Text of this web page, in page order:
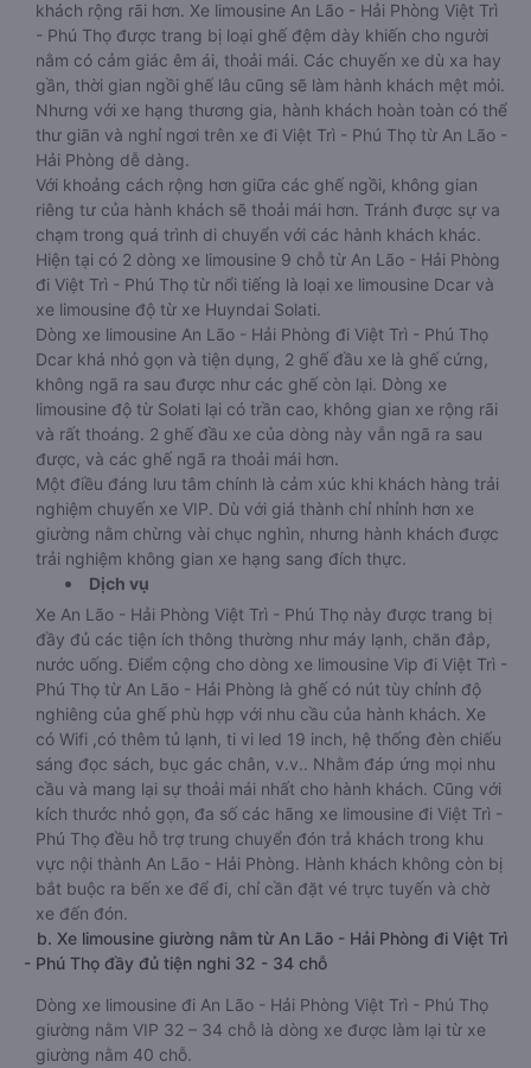
khách rộng rãi hơn. Xe limousine An Lão - Hải Phòng Việt Trì
- Phú Thọ được trang bị loại ghế đệm dày khiến cho người
nằm có cảm giác êm ái, thoải mái. Các chuyến xe dù xa hay
gần, thời gian ngồi ghế lâu cũng sẽ làm hành khách mệt mỏi.
Nhưng với xe hạng thương gia, hành khách hoàn toàn có thể
thư giãn và nghỉ ngơi trên xe đi Việt Trì - Phú Thọ từ An Lão -
Hải Phòng dễ dàng.
Với khoảng cách rộng hơn giữa các ghế ngồi, không gian
riêng tư của hành khách sẽ thoải mái hơn. Tránh được sự va
chạm trong quá trình di chuyển với các hành khách khác.
Hiện tại có 2 dòng xe limousine 9 chỗ từ An Lão - Hải Phòng
đi Việt Trì - Phú Thọ từ nổi tiếng là loại xe limousine Dcar và
xe limousine độ từ xe Huyndai Solati.
Dòng xe limousine An Lão - Hải Phòng đi Việt Trì - Phú Thọ
Dcar khá nhỏ gọn và tiện dụng, 2 ghế đầu xe là ghế cứng,
không ngã ra sau được như các ghế còn lại. Dòng xe
limousine độ từ Solati lại có trần cao, không gian xe rộng rãi
và rất thoáng. 2 ghế đầu xe của dòng này vẫn ngã ra sau
được, và các ghế ngã ra thoải mái hơn.
Một điều đáng lưu tâm chính là cảm xúc khi khách hàng trải
nghiệm chuyến xe VIP. Dù với giá thành chỉ nhỉnh hơn xe
giường nằm chừng vài chục nghìn, nhưng hành khách được
trải nghiệm không gian xe hạng sang đích thực.
Dịch vụ
Xe An Lão - Hải Phòng Việt Trì - Phú Thọ này được trang bị
đầy đủ các tiện ích thông thường như máy lạnh, chăn đắp,
nước uống. Điểm cộng cho dòng xe limousine Vip đi Việt Trì -
Phú Thọ từ An Lão - Hải Phòng là ghế có nút tùy chỉnh độ
nghiêng của ghế phù hợp với nhu cầu của hành khách. Xe
có Wifi ,có thêm tủ lạnh, ti vi led 19 inch, hệ thống đèn chiếu
sáng đọc sách, bục gác chân, v.v.. Nhằm đáp ứng mọi nhu
cầu và mang lại sự thoải mái nhất cho hành khách. Cũng với
kích thước nhỏ gọn, đa số các hãng xe limousine đi Việt Trì -
Phú Thọ đều hỗ trợ trung chuyển đón trả khách trong khu
vực nội thành An Lão - Hải Phòng. Hành khách không còn bị
bắt buộc ra bến xe để đi, chỉ cần đặt vé trực tuyến và chờ
xe đến đón.
b. Xe limousine giường nằm từ An Lão - Hải Phòng đi Việt Trì
- Phú Thọ đầy đủ tiện nghi 32 - 34 chỗ
Dòng xe limousine đi An Lão - Hải Phòng Việt Trì - Phú Thọ
giường nằm VIP 32 – 34 chỗ là dòng xe được làm lại từ xe
giường nằm 40 chỗ.